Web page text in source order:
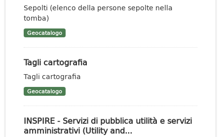
Sepolti (elenco della persone sepolte nella
tomba)
Geocatalogo
Tagli cartografia
Tagli cartografia
Geocatalogo
INSPIRE - Servizi di pubblica utilità e servizi
amministrativi (Utility and...